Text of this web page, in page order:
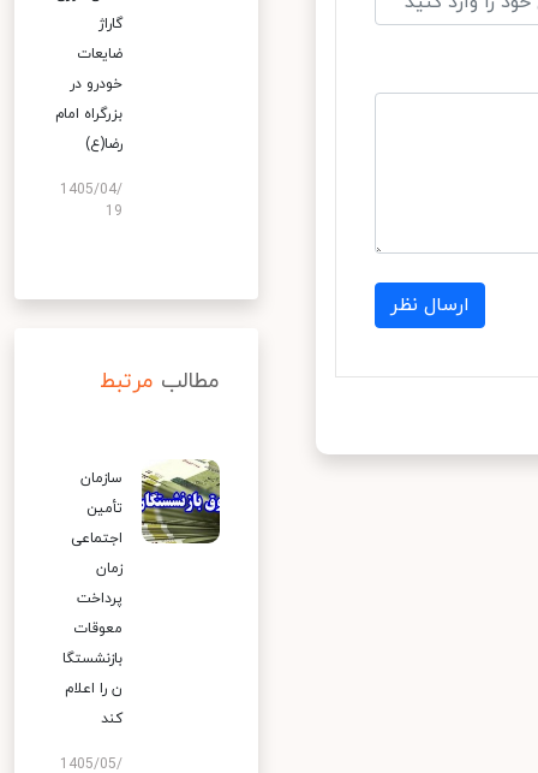
ارسال نظر
گاراژ
ضایعات
خودرو در
بزرگراه امام
رضا(ع)
1405/04/
19
مطالب مرتبط
سازمان
تأمین
اجتماعی
زمان
پرداخت
معوقات
بازنشستگا
ن را اعلام
کند
1405/05/